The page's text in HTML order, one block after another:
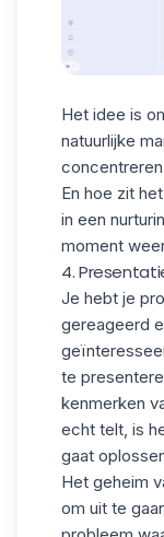
Het idee is
natuurlijke
En hoe zit
in een
moment
4.
Je hebt je
gereageerd
te
kenmerken
echt telt, is
gaat
Het geheim
om uit te